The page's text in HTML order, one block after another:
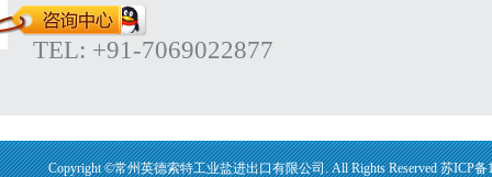
印度
TEL: +91-7069022877
Copyright ©常州英德索特工业盐进出口有限公司. All Rights Reserved苏ICP备